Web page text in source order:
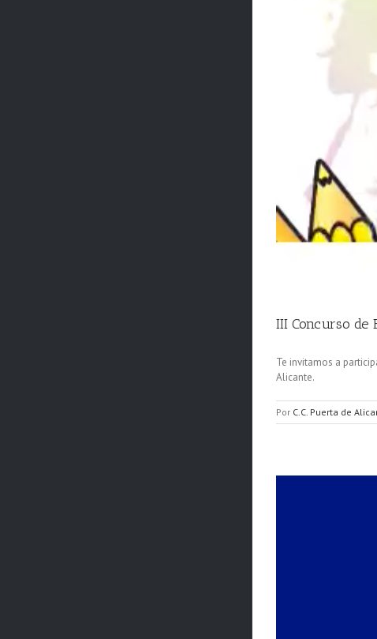
III Concurso de
Te invitamos a
Alicante.
Por C.C. Puerta de